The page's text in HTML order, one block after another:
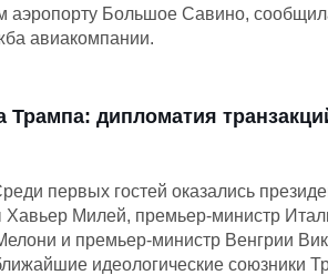
аэропорту Большое Савино,
авиакомпании.
Трампа: дипломатия
первых гостей оказались
Хавьер Милей, премьер-министр
и премьер-министр Венгрии
идеологические союзники